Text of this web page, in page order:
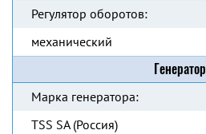
Регулятор оборотов:
механический
Генератор
Марка генератора:
TSS SA (Россия)